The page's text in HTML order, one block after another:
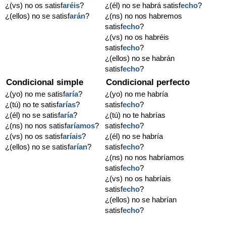
¿(vs) no os satisfaréis?
¿(ellos) no se satisfarán?
¿(él) no se habrá satisfecho?
¿(ns) no nos habremos
satisfecho?
¿(vs) no os habréis
satisfecho?
¿(ellos) no se habrán
satisfecho?
Condicional simple
¿(yo) no me satisfaría?
¿(tú) no te satisfarías?
¿(él) no se satisfaría?
¿(ns) no nos satisfaríamos?
¿(vs) no os satisfaríais?
¿(ellos) no se satisfarían?
Condicional perfecto
¿(yo) no me habría
satisfecho?
¿(tú) no te habrías
satisfecho?
¿(él) no se habría
satisfecho?
¿(ns) no nos habríamos
satisfecho?
¿(vs) no os habríais
satisfecho?
¿(ellos) no se habrían
satisfecho?